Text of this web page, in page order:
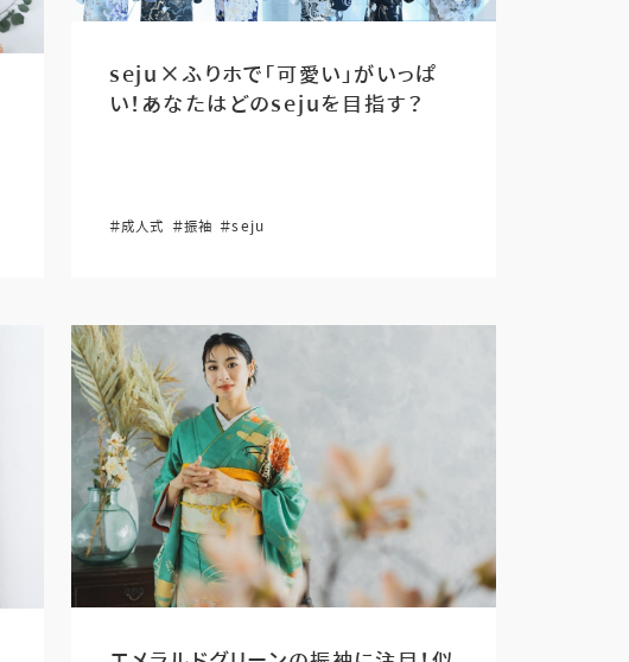
seju×ふりホで「可愛い」がいっぱ
い！あなたはどのsejuを目指す？
＃成人式 ＃振袖 ＃seju